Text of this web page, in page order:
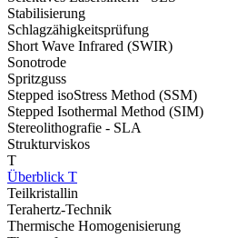
Stabilisierung
Schlagzähigkeitsprüfung
Short Wave Infrared (SWIR)
Sonotrode
Spritzguss
Stepped isoStress Method (SSM)
Stepped Isothermal Method (SIM)
Stereolithografie - SLA
Strukturviskos
T
Überblick T
Teilkristallin
Terahertz-Technik
Thermische Homogenisierung